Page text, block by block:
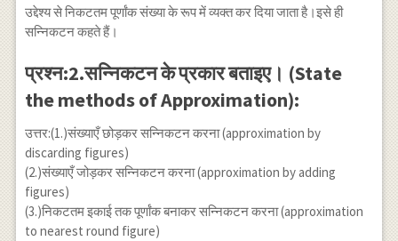
तक सन्निकटन
अंक} &
36,80,000 &
36,80,000 \\
\text{लाख तक
सन्निकटन अंक}
& 36,00,000 &
37,00,000 &
37,00,000 \\
\hline
\end{array}
\hline
\end{array}
उद्देश्य से निकटतम पूर्णांक संख्या के रूप में व्यक्त कर दिया जाता है।इसे ही
सन्निकटन कहते हैं।
प्रश्न:2.सन्निकटन के प्रकार बताइए। (State
the methods of Approximation):
उत्तर:(1.)संख्याएँ छोड़कर सन्निकटन करना (approximation by
discarding figures)
(2.)संख्याएँ जोड़कर सन्निकटन करना (approximation by adding
figures)
(3.)निकटतम इकाई तक पूर्णांक बनाकर सन्निकटन करना (approximation
to nearest round figure)